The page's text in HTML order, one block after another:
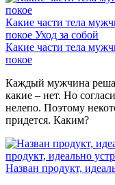
Какие части тела
покое Уход за собой
Какие части тела
покое
Каждый мужчина
какие – нет. Но
нелепо. Поэтому
придется. Каким?
продукт, идеально
Назван продукт,